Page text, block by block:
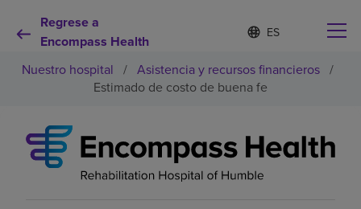
Regrese a
Encompass Health
Lista
de
idiomas
contraída
d
o
m
e
c
Por qué debe elegirnos
Servicios de rehabilitación
Nuestro hospital / Asistencia y recursos financieros /
Estimado de costo de buena fe